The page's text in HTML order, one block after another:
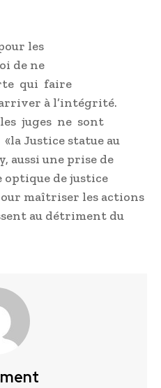
les
de ne
qui faire
à l’intégrité.
juges ne sont
Justice statue au
aussi une prise de
optique de justice
maîtriser les actions
au détriment du